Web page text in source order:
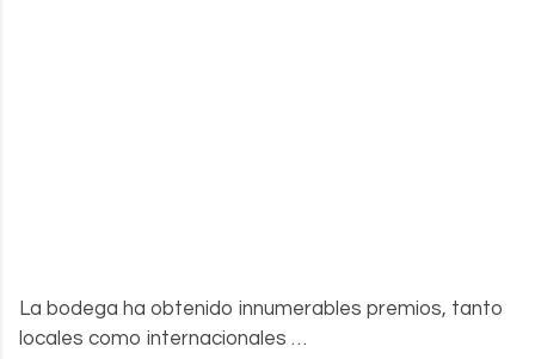
La bodega ha obtenido innumerables premios, tanto
locales como internacionales …